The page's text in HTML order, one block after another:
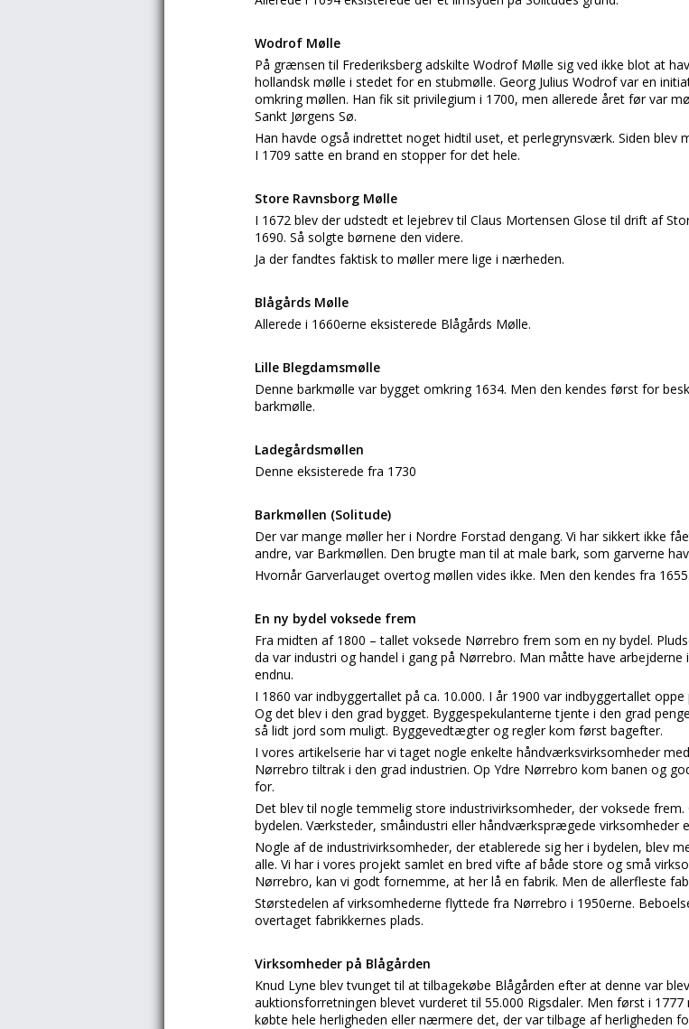
Wodrof Mølle
På grænsen til Frederiksberg adskilte Wodrof Mølle sig ved ikke blot at
hollandsk mølle i stedet for en stubmølle. Georg Julius Wodrof var en
omkring møllen. Han fik sit privilegium i 1700, men allerede året før var
Sankt Jørgens Sø.
Han havde også indrettet noget hidtil uset, et perlegrynsværk. Siden
I 1709 satte en brand en stopper for det hele.
Store Ravnsborg Mølle
I 1672 blev der udstedt et lejebrev til Claus Mortensen Glose til drift af
1690. Så solgte børnene den videre.
Ja der fandtes faktisk to møller mere lige i nærheden.
Blågårds Mølle
Allerede i 1660erne eksisterede Blågårds Mølle.
Lille Blegdamsmølle
Denne barkmølle var bygget omkring 1634. Men den kendes først for
barkmølle.
Ladegårdsmøllen
Denne eksisterede fra 1730
Barkmøllen (Solitude)
Der var mange møller her i Nordre Forstad dengang. Vi har sikkert ikke
andre, var Barkmøllen. Den brugte man til at male bark, som garverne
Hvornår Garverlauget overtog møllen vides ikke. Men den kendes fra
En ny bydel voksede frem
Fra midten af 1800 – tallet voksede Nørrebro frem som en ny bydel.
da var industri og handel i gang på Nørrebro. Man måtte have
endnu.
I 1860 var indbyggertallet på ca. 10.000. I år 1900 var indbyggertallet
Og det blev i den grad bygget. Byggespekulanterne tjente i den grad
så lidt jord som muligt. Byggevedtægter og regler kom først bagefter.
I vores artikelserie har vi taget nogle enkelte håndværksvirksomheder
Nørrebro tiltrak i den grad industrien. Op Ydre Nørrebro kom banen og
for.
Det blev til nogle temmelig store industrivirksomheder, der voksede
bydelen. Værksteder, småindustri eller håndværksprægede virksomheder
Nogle af de industrivirksomheder, der etablerede sig her i bydelen, blev
alle. Vi har i vores projekt samlet en bred vifte af både store og små
Nørrebro, kan vi godt fornemme, at her lå en fabrik. Men de allerfleste
Størstedelen af virksomhederne flyttede fra Nørrebro i 1950erne.
overtaget fabrikkernes plads.
Virksomheder på Blågården
Knud Lyne blev tvunget til at tilbagekøbe Blågården efter at denne var
auktionsforretningen blevet vurderet til 55.000 Rigsdaler. Men først i
købte hele herligheden eller nærmere det, der var tilbage af herligheden